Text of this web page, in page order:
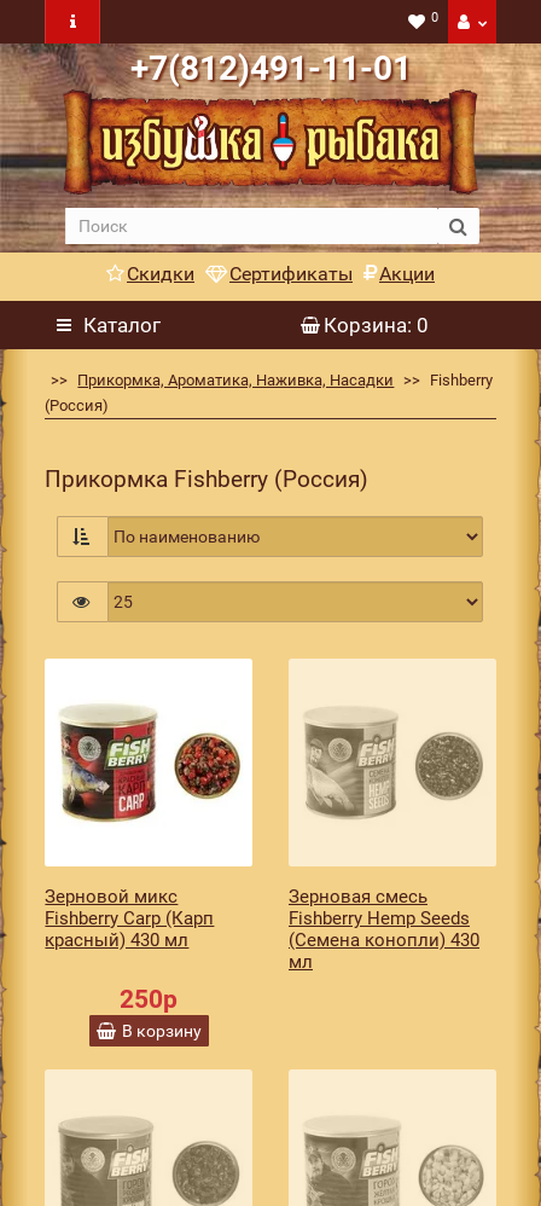
0
+7(812)491-11-01
Скидки Сертификаты Акции
Каталог Корзина: 0
Прикормка, Ароматика, Наживка, Насадки
Fishberry
(Россия)
Прикормка Fishberry (Россия)
Зерновой микс
Fishberry Carp (Карп
красный) 430 мл
250р
В корзину
Зерновая смесь
Fishberry Hemp Seeds
(Семена конопли) 430
мл